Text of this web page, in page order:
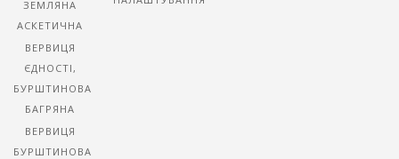
ЗЕМЛЯНА
АСКЕТИЧНА
ВЕРВИЦЯ
ЄДНОСТІ,
БУРШТИНОВА
БАГРЯНА
ВЕРВИЦЯ
БУРШТИНОВА